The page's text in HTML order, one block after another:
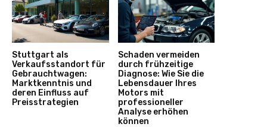
Stuttgart als
Verkaufsstandort für
Gebrauchtwagen:
Marktkenntnis und
deren Einfluss auf
Preisstrategien
Schaden vermeiden
durch frühzeitige
Diagnose: Wie Sie die
Lebensdauer Ihres
Motors mit
professioneller
Analyse erhöhen
können